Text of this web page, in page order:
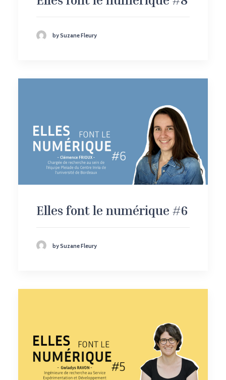
by Suzane Fleury
Elles font le numérique #6
by Suzane Fleury